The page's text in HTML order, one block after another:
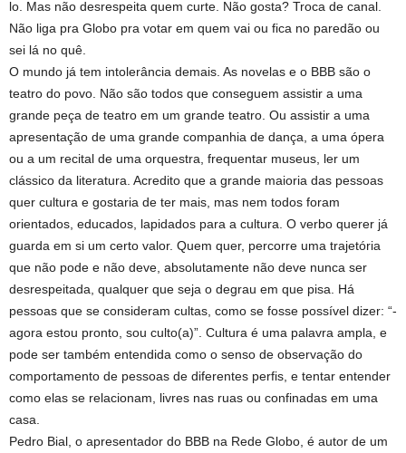
lo. Mas não desrespeita quem curte. Não gosta? Troca de canal.
Não liga pra Globo pra votar em quem vai ou fica no paredão ou
sei lá no quê.
O mundo já tem intolerância demais. As novelas e o BBB são o
teatro do povo. Não são todos que conseguem assistir a uma
grande peça de teatro em um grande teatro. Ou assistir a uma
apresentação de uma grande companhia de dança, a uma ópera
ou a um recital de uma orquestra, frequentar museus, ler um
clássico da literatura. Acredito que a grande maioria das pessoas
quer cultura e gostaria de ter mais, mas nem todos foram
orientados, educados, lapidados para a cultura. O verbo querer já
guarda em si um certo valor. Quem quer, percorre uma trajetória
que não pode e não deve, absolutamente não deve nunca ser
desrespeitada, qualquer que seja o degrau em que pisa. Há
pessoas que se consideram cultas, como se fosse possível dizer: “-
agora estou pronto, sou culto(a)”. Cultura é uma palavra ampla, e
pode ser também entendida como o senso de observação do
comportamento de pessoas de diferentes perfis, e tentar entender
como elas se relacionam, livres nas ruas ou confinadas em uma
casa.
Pedro Bial, o apresentador do BBB na Rede Globo, é autor de um